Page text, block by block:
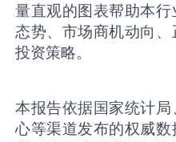
量直观的图表帮助本
态势、市场商机动向
投资策略。
本报告依据国家统计
心等渠道发布的权威